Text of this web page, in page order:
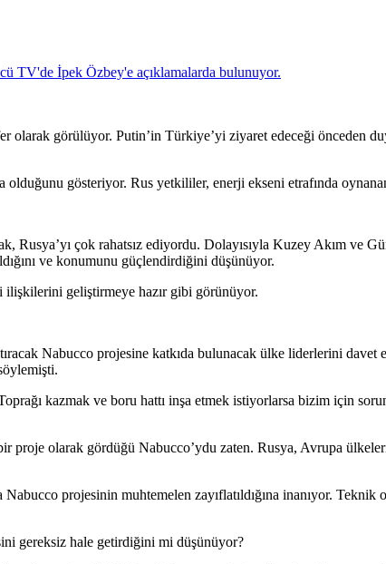
olarak görülüyor. Putin’in Türkiye’yi ziyaret edeceği önceden
olduğunu gösteriyor. Rus yetkililer, enerji ekseni etrafında
Rusya’yı çok rahatsız ediyordu. Dolayısıyla Kuzey Akım
ve konumunu güçlendirdiğini düşünüyor.
ilişkilerini geliştirmeye hazır gibi görünüyor.
Nabucco projesine katkıda bulunacak ülke liderlerini davet
kazmak ve boru hattı inşa etmek istiyorlarsa bizim için
proje olarak gördüğü Nabucco’ydu zaten. Rusya, Avrupa
projesinin muhtemelen zayıflatıldığına inanıyor. Teknik
gereksiz hale getirdiğini mi düşünüyor?